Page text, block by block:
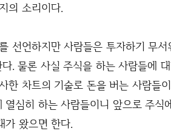
의 소리이다.
선언하지만 사람들은 투자하기 무
. 물론 사실 주식을 하는 사람들에
한 차트의 기술로 돈을 버는 사람들
심히 하는 사람들이니 앞으로 주식
가 왔으면 한다.